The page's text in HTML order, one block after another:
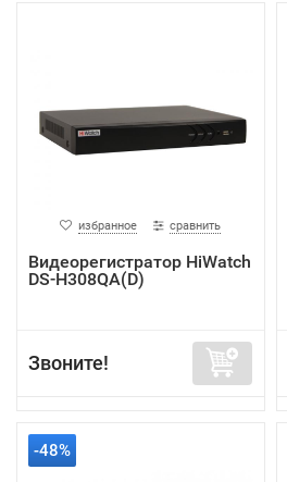
избранное сравнить
Видеорегистратор HiWatch
DS-H308QA(D)
Звоните!
-48%